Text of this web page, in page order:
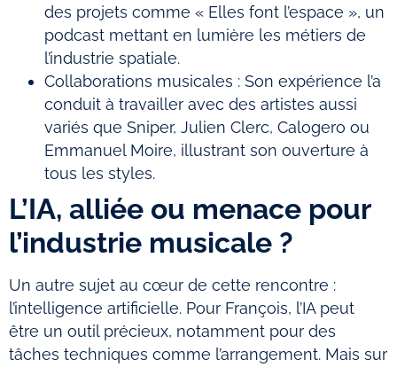
des projets comme « Elles font l’espace », un
podcast mettant en lumière les métiers de
l’industrie spatiale.
Collaborations musicales : Son expérience l’a
conduit à travailler avec des artistes aussi
variés que Sniper, Julien Clerc, Calogero ou
Emmanuel Moire, illustrant son ouverture à
tous les styles.
L’IA, alliée ou menace pour
l’industrie musicale ?
Un autre sujet au cœur de cette rencontre :
l’intelligence artificielle. Pour François, l’IA peut
être un outil précieux, notamment pour des
tâches techniques comme l’arrangement. Mais sur